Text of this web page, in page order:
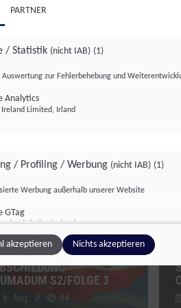
S2/FOLGE 3
6. Aug. // 44
PARTNER
/ Statistik (nicht IAB) (1)
Auswertung zur Fehlerbehebung und
Analytics
Ireland Limited, Irland
/ Profiling / Werbung (nicht IAB) (1)
Werbung außerhalb unserer Website
GTag
Ireland Limited, Irland
Inhalte(nicht IAB)
(2)
zusätzlicher Informationen
akzeptieren Nichts akzeptieren